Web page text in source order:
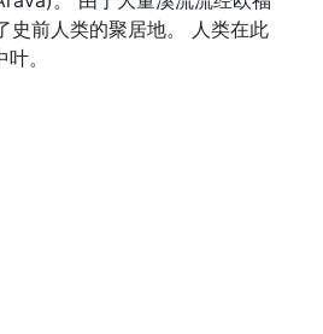
史前人类的聚居地。 人类在此
。